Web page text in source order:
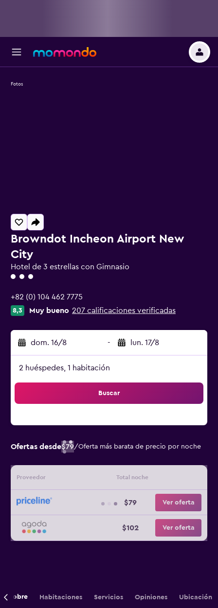
Browndot Incheon Airport New
City
Hotel de 3 estrellas con Gimnasio
Categoría 3
+82 (0) 104 462 7775
8,3 Muy bueno 207 calificaciones verificadas
dom. 16/8 - lun. 17/8
2 huéspedes, 1 habitación
Buscar
Ofertas desde$79/Oferta más barata de precio por noche
Proveedor Total noche
$79 Ver oferta
$102 Ver oferta
Fotos
Sobre Habitaciones Servicios Opiniones Ubicación